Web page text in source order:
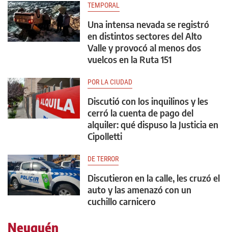
TEMPORAL
Una intensa nevada se registró
en distintos sectores del Alto
Valle y provocó al menos dos
vuelcos en la Ruta 151
POR LA CIUDAD
Discutió con los inquilinos y les
cerró la cuenta de pago del
alquiler: qué dispuso la Justicia en
Cipolletti
DE TERROR
Discutieron en la calle, les cruzó el
auto y las amenazó con un
cuchillo carnicero
Neuquén